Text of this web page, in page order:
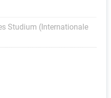
Studium (Internationale